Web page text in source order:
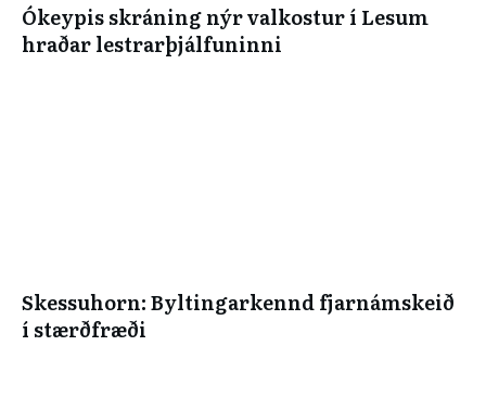
Ókeypis skráning nýr valkostur í Lesum
hraðar lestrarþjálfuninni
Skessuhorn: Byltingarkennd fjarnámskeið
í stærðfræði